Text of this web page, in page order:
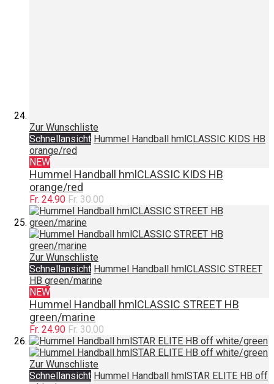
Zur Wunschliste
Schnellansicht Hummel Handball hmlCLASSIC KIDS HB
orange/red
NEW
Hummel Handball hmlCLASSIC KIDS HB
orange/red
Fr. 24.90 Fr. 30.00
Zur Wunschliste
Schnellansicht Hummel Handball hmlCLASSIC STREET
HB green/marine
NEW
Hummel Handball hmlCLASSIC STREET HB
green/marine
Fr. 24.90 Fr. 30.00
Zur Wunschliste
Schnellansicht Hummel Handball hmlSTAR ELITE HB off